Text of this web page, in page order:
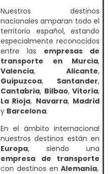
Nuestros destinos
nacionales amparan todo el
territorio español, estando
especialmente reconocidos
entre las empresas de
transporte en Murcia,
Valencia, Alicante,
Guipuzcoa, Santander,
Cantabria, Bilbao, Vitoria,
La Rioja, Navarra, Madrid
y Barcelona.
En el ámbito internacional
nuestros destinos están en
Europa, siendo una
empresa de transporte
con destinos enAlemania,